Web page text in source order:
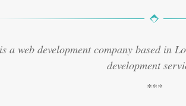
a web development company based in
development